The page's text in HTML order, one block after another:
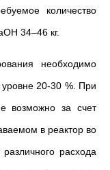
количество
34–46 кг.
необходимо
20-30 %. При
возможно за счет
в реактор во
расхода